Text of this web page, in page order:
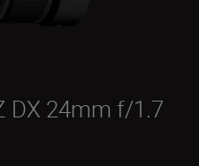
DX 24mm f/1.7